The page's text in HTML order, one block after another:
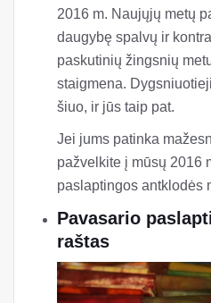
2016 m. Naujųjų metų
daugybę spalvų ir
paskutinių žingsnių
staigmena.
šiuo, ir jūs taip pat.
Jei jums patinka
pažvelkite į mūsų 2016
paslaptingos antklodės
Pavasario
raštas